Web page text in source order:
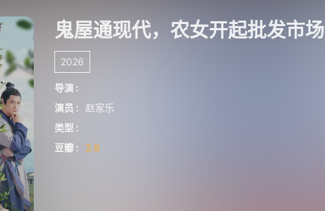
鬼屋通现代，农女开起批发市场
2026
导演 :
演员 :
赵家乐
类型 :
豆瓣 :
2.9